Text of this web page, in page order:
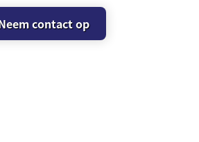
contact op